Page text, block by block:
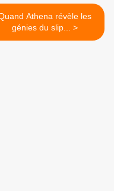
Athena révèle les
génies du slip... >